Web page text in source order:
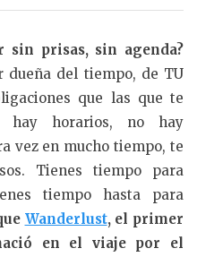
sin prisas, sin agenda?
dueña del tiempo, de TU
que las que te
hay horarios, no hay
vez en mucho tiempo, te
Tienes tiempo para
tiempo hasta para
Wanderlust, el primer
en el viaje por el